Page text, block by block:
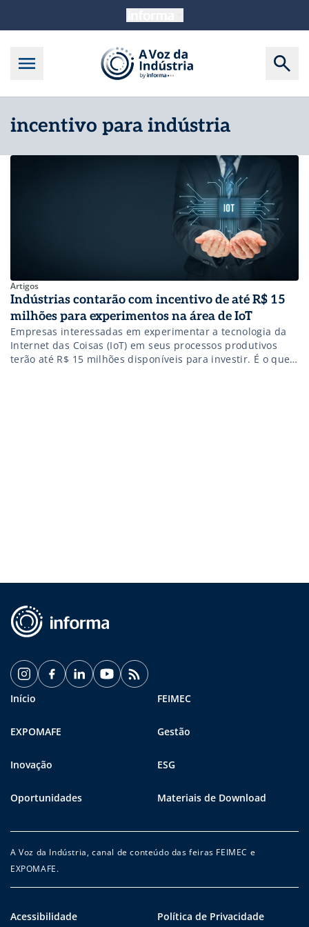
incentivo para indústria
Artigos
Indústrias contarão com incentivo de até R$ 15
milhões para experimentos na área de IoT
Empresas interessadas em experimentar a tecnologia da
Internet das Coisas (IoT) em seus processos produtivos
terão até R$ 15 milhões disponíveis para investir. É o que
Início FEIMEC
EXPOMAFE Gestão
Inovação ESG
Oportunidades Materiais de Download
A Voz da Indústria, canal de conteúdo das feiras FEIMEC e
EXPOMAFE.
Acessibilidade Política de Privacidade